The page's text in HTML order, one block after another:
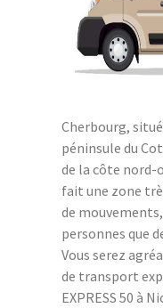
Cherbourg,
péninsule du
de la côte nord-
fait une zone
de
personnes que
Vous serez
de transport
EXPRESS 50 à